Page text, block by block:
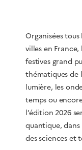
Organisées
villes en France,
festives grand
thématiques de
lumière, les
temps ou
l’édition 2026
quantique,
des sciences et